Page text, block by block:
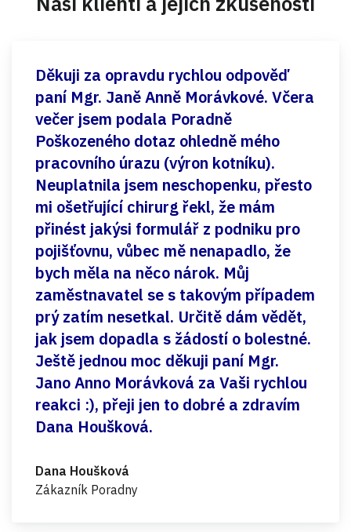
Děkuji za opravdu rychlou odpověď
paní Mgr. Janě Anně Morávkové. Včera
večer jsem podala Poradně
Poškozeného dotaz ohledně mého
pracovního úrazu (výron kotníku).
Neuplatnila jsem neschopenku, přesto
mi ošetřující chirurg řekl, že mám
přinést jakýsi formulář z podniku pro
pojišťovnu, vůbec mě nenapadlo, že
bych měla na něco nárok. Můj
zaměstnavatel se s takovým případem
prý zatím nesetkal. Určitě dám vědět,
jak jsem dopadla s žádostí o bolestné.
Ještě jednou moc děkuji paní Mgr.
Jano Anno Morávková za Vaši rychlou
reakci :), přeji jen to dobré a zdravím
Dana Houšková.
Dana Houšková
Zákazník Poradny